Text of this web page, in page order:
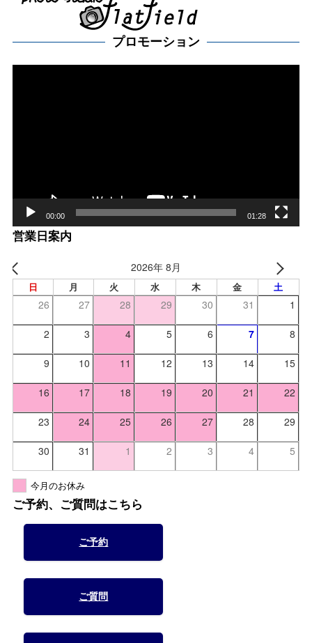
プロモーション
00:00 01:28
営業日案内
2026年 8月
日 月 火 水 木 金 土
26 27 28 29 30 31 1
2 3 4 5 6 7 8
9 10 11 12 13 14 15
16 17 18 19 20 21 22
23 24 25 26 27 28 29
30 31 1 2 3 4 5
今月のお休み
ご予約、ご質問はこちら
ご予約
ご質問